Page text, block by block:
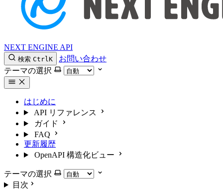
NEXT ENGINE API
検索 CtrlK
お問い合わせ
テーマの選択
はじめに
API リファレンス
ガイド
FAQ
更新履歴
OpenAPI 構造化ビュー
テーマの選択
目次